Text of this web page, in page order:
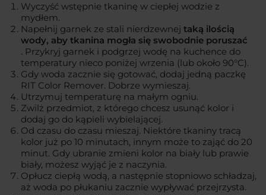
Wyczyść wstępnie tkaninę w ciepłej wodzie z
mydłem.
Napełnij garnek ze stali nierdzewnej taką ilością
wody, aby tkanina mogła się swobodnie poruszać
. Przykryj garnek i podgrzej wodę na kuchence do
temperatury nieco poniżej wrzenia (lub około 90°C).
Gdy woda zacznie się gotować, dodaj jedną paczkę
RIT Color Remover. Dobrze wymieszaj.
Utrzymuj temperaturę na małym ogniu.
Zwilż przedmiot, z którego chcesz usunąć kolor i
dodaj go do kąpieli wybielającej.
Od czasu do czasu mieszaj. Niektóre tkaniny tracą
kolor już po 10 minutach, innym może to zająć do 20
minut. Gdy ubranie zmieni kolor na biały lub prawie
biały, możesz wyjąć je z naczynia.
Opłucz ciepłą wodą, a następnie stopniowo schładzaj,
aż woda po płukaniu zacznie wypływać przejrzysta.